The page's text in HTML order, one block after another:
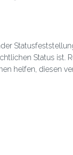
Status ist.
helfen, diesen